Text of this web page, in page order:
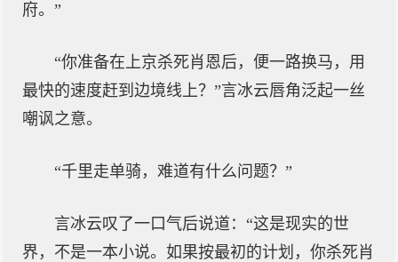
府。”
“你准备在上京杀死肖恩后，便一路换马，用
最快的速度赶到边境线上？”言冰云唇角泛起一丝
嘲讽之意。
“千里走单骑，难道有什么问题？”
言冰云叹了一口气后说道：“这是现实的世
界，不是一本小说。如果按最初的计划，你杀死肖